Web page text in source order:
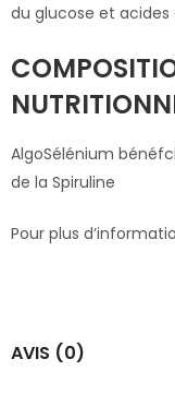
du glucose et acides
AlgoSélénium
de la Spiruline
Pour plus
AVIS (0)